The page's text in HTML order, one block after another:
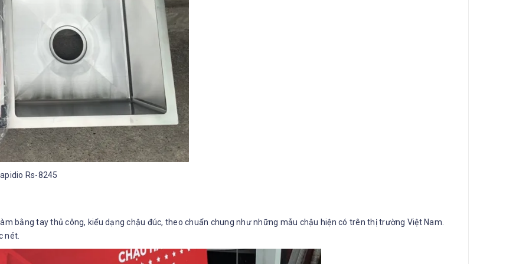
Rs-8245
bằng tay thủ công, kiểu dạng chậu đúc, theo chuẩn chung như những mẫu chậu hiện có trên thị trường Việt Nam.
nét.